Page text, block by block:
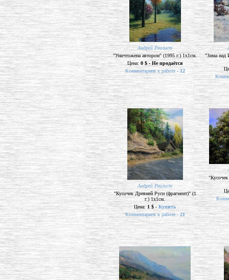
Андрей Реалист
"Уничтожена автором" (1995 г.) 1х1см.
Цена: 0 $ - Не продаётся
Комментариев к работе - 12
"Зима над
Андрей Реалист
"Кусочек Древней Руси (фрагмент)" (1
г.) 1х1см.
Цена:1 $ - Купить
Комментариев к работе - 21
"Кусочек